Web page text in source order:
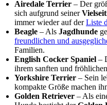
Airedale Terrier – Der
sich aufgrund seiner
immer wieder auf derListe
Beagle – Als Jagdhunde
freundlichen und
Familien.
English Cocker Spaniel –
ihrem sanften und
Yorkshire Terrier – Sein
kompakte Größe machen
Golden Retriever – Als